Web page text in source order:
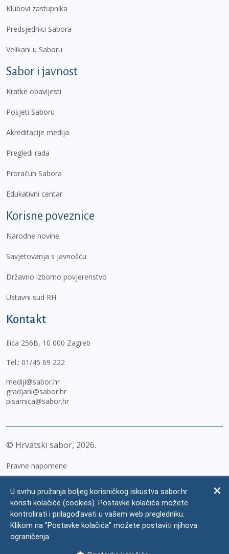
Klubovi zastupnika
Predsjednici Sabora
Velikani u Saboru
Sabor i javnost
Kratke obavijesti
Posjeti Saboru
Akreditacije medija
Pregledi rada
Proračun Sabora
Edukativni centar
Korisne poveznice
Narodne novine
Savjetovanja s javnošću
Državno izborno povjerenstvo
Ustavni sud RH
Kontakt
Ilica 256B, 10 000 Zagreb
Tel.: 01/45 69 222
mediji@sabor.hr
gradjani@sabor.hr
pisarnica@sabor.hr
© Hrvatski sabor, 2026
Pravne napomene
Zaštita osobnih podataka
Impressum
Česta pitanja
U svrhu pružanja boljeg korisničkog iskustva sabor.hr
koristi kolačiće (cookies). Postavke kolačića možete
kontrolirati i prilagođavati u vašem web pregledniku.
Klikom na "Postavke kolačića" možete postaviti njihova
ograničenja.